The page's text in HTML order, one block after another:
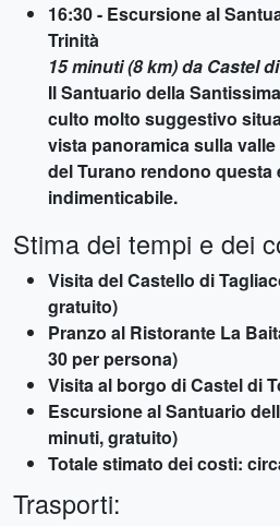
16:30 - Escursione al
Trinità
15 minuti (8 km) da Castel
Il Santuario della
culto molto suggestivo
vista panoramica sulla
del Turano rendono questa
indimenticabile.
Stima dei tempi e dei
Visita del Castello di
gratuito)
Pranzo al Ristorante La
30 per persona)
Visita al borgo di Castel di
Escursione al Santuario
minuti, gratuito)
Totale stimato dei costi:
Trasporti: